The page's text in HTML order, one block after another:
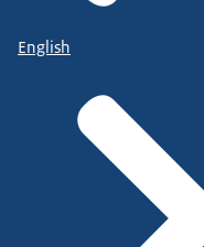
English